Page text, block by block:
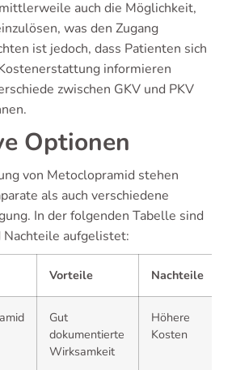
auch die Möglichkeit,
was den Zugang
ist jedoch, dass Patienten sich
informieren
zwischen GKV und PKV
Optionen
von Metoclopramid stehen
als auch verschiedene
In der folgenden Tabelle sind
aufgelistet:
Vorteile Nachteile
Gut
dokumentierte
Wirksamkeit
Höhere
Kosten